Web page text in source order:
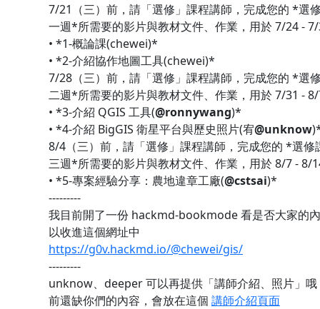
7/21（三）前，請「選修」課程講師，完成您的 *選
一週*所需要的影片與教材文件、作業，用於 7/24 -
• *1-概論課(chewei)*
• *2-介紹協作地圖工具(chewei)*
7/28（三）前，請「選修」課程講師，完成您的 *選
二週*所需要的影片與教材文件、作業，用於 7/31 -
• *3-介紹 QGIS 工具(@ronnywang)*
• *4-介紹 BigGIS 衛星平台與歷史照片(宥@unknow
8/4（三）前，請「選修」課程講師，完成您的 *選修
三週*所需要的影片與教材文件、作業，用於 8/7 - 8/
• *5-專案經驗分享：農地違章工廠(@cstsai)*
---------
我目前開了一份 hackmd-bookmode 看是否大家的
以收進這個網址中
https://g0v.hackmd.io/@chewei/gis/
---------
unknow、deeper 可以再提供「講師介紹、照片」哦
前還缺你們的內容，會放在這個 講師介紹頁面